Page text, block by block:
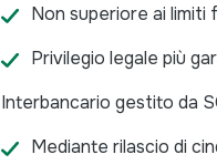
Non superiore ai limiti
Privilegio legale più
Interbancario gestito da
Mediante rilascio di